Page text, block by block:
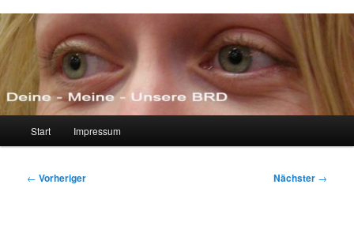
Start Impressum
Beitragsnavigation
← Vorheriger Nächster →